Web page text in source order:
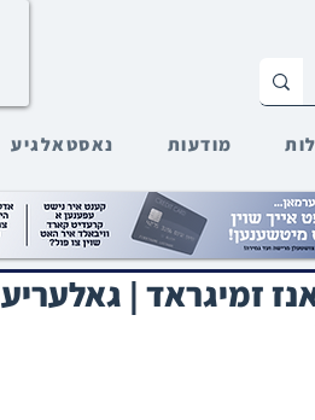
מודעות נאסטאלגיע
זמיגראד | גאלעריע